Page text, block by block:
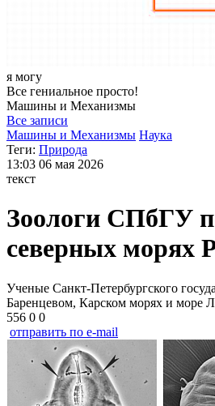
я могу
Все гениальное просто!
Машины и Механизмы
Все записи
Машины и Механизмы Наука
Теги: Природа
13:03 06 мая 2026
текст
Зоологи СПбГУ
северных морях
Ученые Санкт-Петербургского
Баренцевом, Карском морях и море
556 0 0
отправить по e-mail